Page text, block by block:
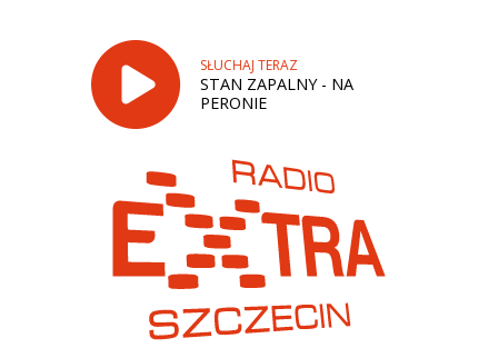
SŁUCHAJ TERAZ
STAN ZAPALNY - NA
PERONIE